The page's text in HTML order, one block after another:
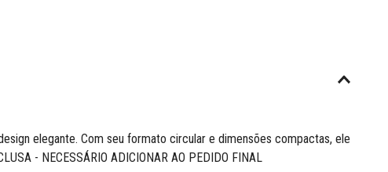
elegante. Com seu formato circular e dimensões compactas, ele
- NECESSÁRIO ADICIONAR AO PEDIDO FINAL